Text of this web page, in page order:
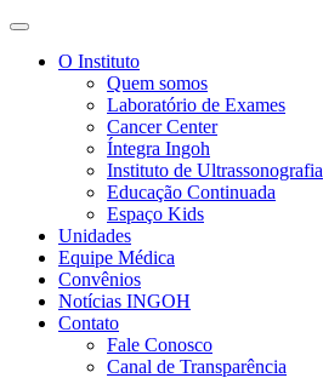
O Instituto
Quem somos
Laboratório de Exames
Cancer Center
Íntegra Ingoh
Instituto de Ultrassonografia
Educação Continuada
Espaço Kids
Unidades
Equipe Médica
Convênios
Notícias INGOH
Contato
Fale Conosco
Canal de Transparência